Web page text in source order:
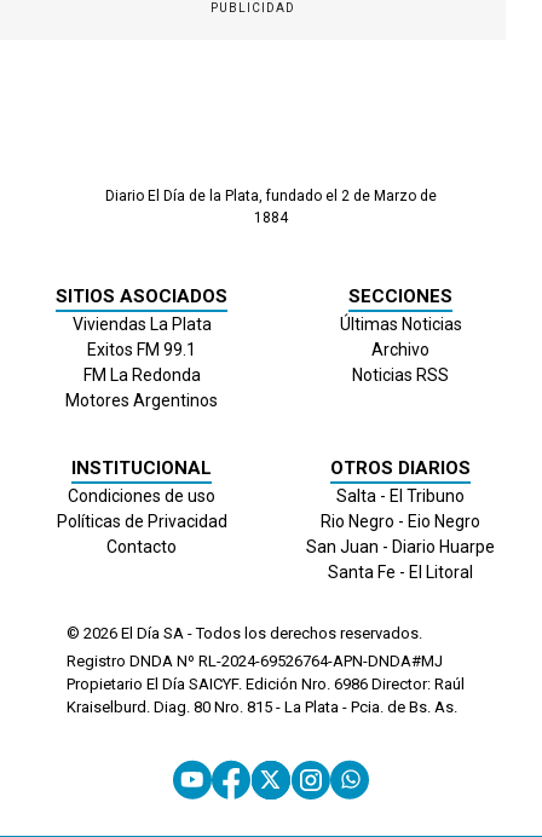
PUBLICIDAD
Diario El Día de la Plata, fundado el 2 de Marzo de
1884
SITIOS ASOCIADOS
Viviendas La Plata
Exitos FM 99.1
FM La Redonda
Motores Argentinos
SECCIONES
Últimas Noticias
Archivo
Noticias RSS
INSTITUCIONAL
Condiciones de uso
Políticas de Privacidad
Contacto
OTROS DIARIOS
Salta - El Tribuno
Rio Negro - Eio Negro
San Juan - Diario Huarpe
Santa Fe - El Litoral
© 2026 El Día SA - Todos los derechos reservados.
Registro DNDA Nº RL-2024-69526764-APN-DNDA#MJ
Propietario El Día SAICYF. Edición Nro. 6986 Director: Raúl
Kraiselburd. Diag. 80 Nro. 815 - La Plata - Pcia. de Bs. As.